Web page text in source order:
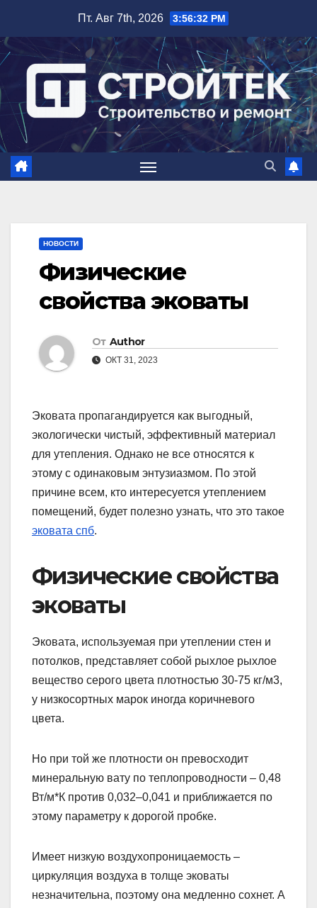
содержимому
Пт. Авг 7th, 2026 3:56:33 PM
НОВОСТИ
Физические
свойства эковаты
От Author
ОКТ 31, 2023
Эковата пропагандируется как выгодный,
экологически чистый, эффективный материал
для утепления. Однако не все относятся к
этому с одинаковым энтузиазмом. По этой
причине всем, кто интересуется утеплением
помещений, будет полезно узнать, что это такое
эковата спб.
Физические свойства
эковаты
Эковата, используемая при утеплении стен и
потолков, представляет собой рыхлое рыхлое
вещество серого цвета плотностью 30-75 кг/м3,
у низкосортных марок иногда коричневого
цвета.
Но при той же плотности он превосходит
минеральную вату по теплопроводности – 0,48
Вт/м*К против 0,032–0,041 и приближается по
этому параметру к дорогой пробке.
Имеет низкую воздухопроницаемость –
циркуляция воздуха в толще эковаты
незначительна, поэтому она медленно сохнет. А